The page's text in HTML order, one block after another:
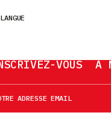
LANGUE
VOUS À